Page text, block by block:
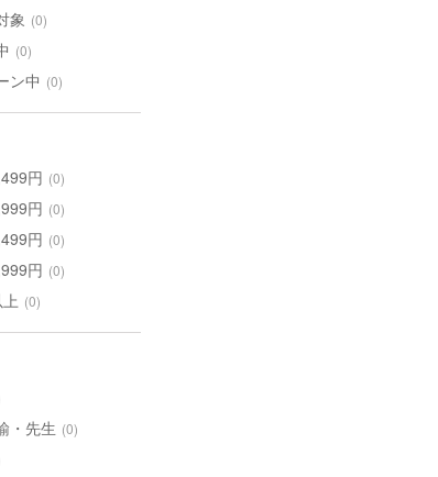
象 (0)
(0)
ン中 (0)
円 (0)
円 (0)
円 (0)
円 (0)
(0)
・先生 (0)